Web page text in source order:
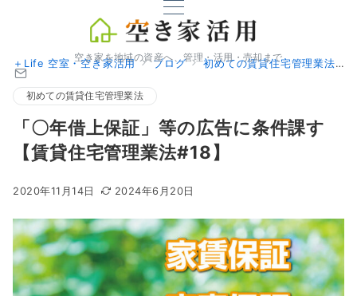
空き家を地域の資産へ、管理・活用・売却まで
＋Life 空室・空き家活用 ブログ 初めての賃貸住宅管理業法
初めての賃貸住宅管理業法
「〇年借上保証」等の広告に条件課す
【賃貸住宅管理業法#18】
2020年11月14日 2024年6月20日